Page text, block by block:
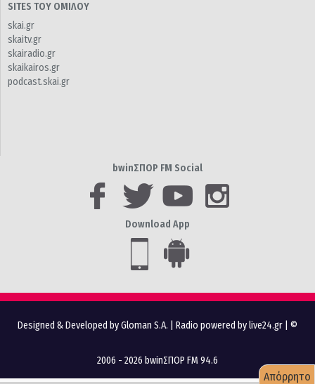
SITES ΤΟΥ ΟΜΙΛΟΥ
skai.gr
skaitv.gr
skairadio.gr
skaikairos.gr
podcast.skai.gr
bwinΣΠΟΡ FM Social
Download App
Designed & Developed by Gloman S.A. Radio powered by live24.gr | ©
2006 - 2026 bwinΣΠΟΡ FM 94.6
Απόρρητο